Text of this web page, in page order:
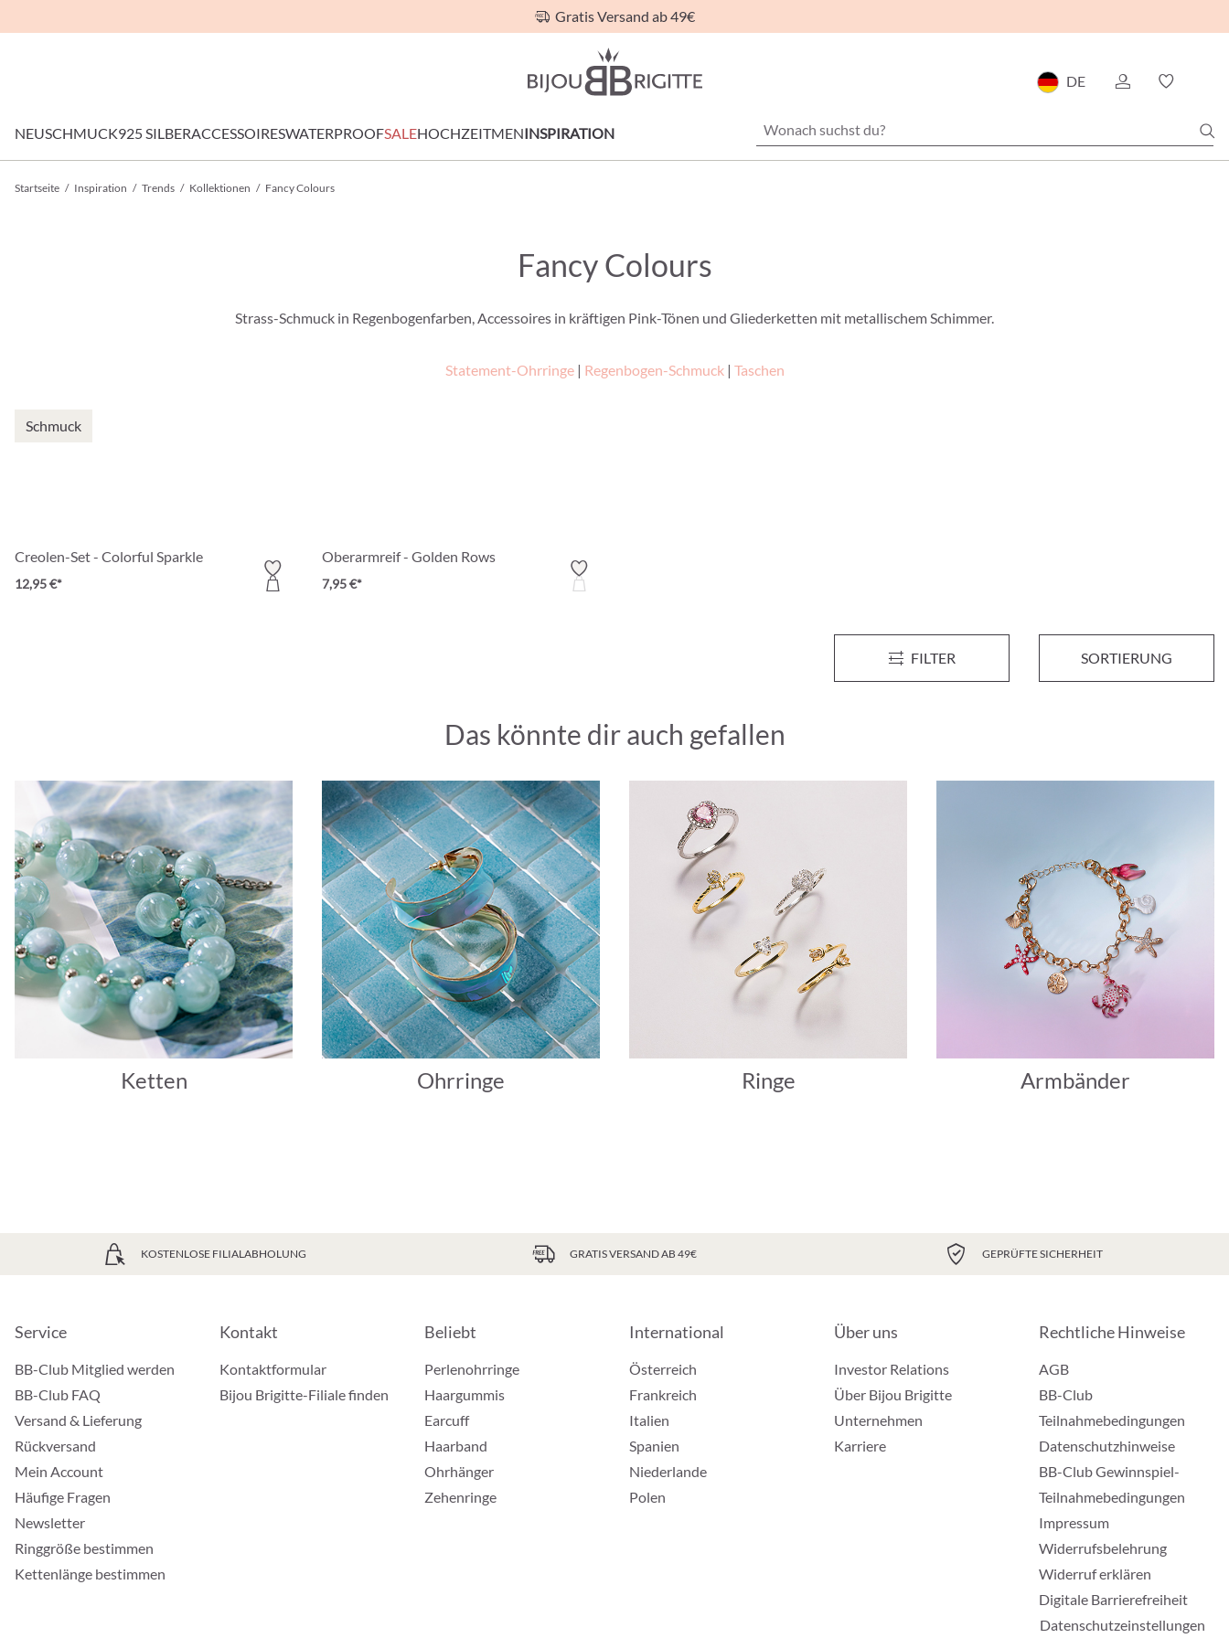
Gratis Versand ab 49€
DE
NEUSCHMUCK925 SILBERACCESSOIRESWATERPROOFSALEHOCHZEITMENINSPIRATION
Startseite / Inspiration / Trends / Kollektionen / Fancy Colours
Fancy Colours
Strass-Schmuck in Regenbogenfarben, Accessoires in kräftigen Pink-Tönen und Gliederketten mit metallischem Schimmer.
Statement-Ohrringe| Regenbogen-Schmuck| Taschen
Schmuck
FILTER SORTIERUNG
Creolen-Set - Colorful Sparkle
12,95 €*
Oberarmreif - Golden Rows
7,95 €*
Das könnte dir auch gefallen
Ketten Ohrringe Ringe Armbänder
KOSTENLOSE FILIALABHOLUNG GRATIS VERSAND AB 49€ GEPRÜFTE SICHERHEIT
Service
BB-Club Mitglied werden
BB-Club FAQ
Versand & Lieferung
Rückversand
Mein Account
Häufige Fragen
Newsletter
Ringgröße bestimmen
Kettenlänge bestimmen
Kontakt
Kontaktformular
Bijou Brigitte-Filiale finden
Beliebt
Perlenohrringe
Haargummis
Earcuff
Haarband
Ohrhänger
Zehenringe
International
Österreich
Frankreich
Italien
Spanien
Niederlande
Polen
Über uns
Investor Relations
Über Bijou Brigitte
Unternehmen
Karriere
Rechtliche Hinweise
AGB
BB-Club
Teilnahmebedingungen
Datenschutzhinweise
BB-Club Gewinnspiel-
Teilnahmebedingungen
Impressum
Widerrufsbelehrung
Widerruf erklären
Digitale Barrierefreiheit
Datenschutzeinstellungen